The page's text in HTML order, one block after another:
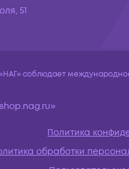
51
соблюдает международное
Политика
обработки